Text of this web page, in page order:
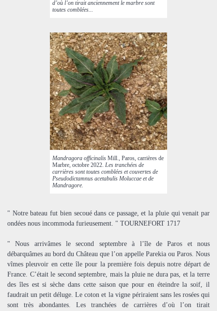
d’où l’on tirait anciennement le marbre sont
toutes comblées...
Mandragora officinalis Mill., Paros, carrières de
Marbre, octobre 2022. Les tranchées de
carrières sont toutes comblées et couvertes de
Pseudodictamnus acetabulis Moluccae et de
Mandragore.
" Notre bateau fut bien secoué dans ce passage, et la pluie qui venait par
ondées nous incommoda furieusement. " TOURNEFORT 1717
" Nous arrivâmes le second septembre à l’île de Paros et nous
débarquâmes au bord du Château que l’on appelle Parekia ou Paros. Nous
vîmes pleuvoir en cette île pour la première fois depuis notre départ de
France. C’était le second septembre, mais la pluie ne dura pas, et la terre
des îles est si sèche dans cette saison que pour en éteindre la soif, il
faudrait un petit déluge. Le coton et la vigne périraient sans les rosées qui
sont très abondantes. Les tranchées de carrières d’où l’on tirait